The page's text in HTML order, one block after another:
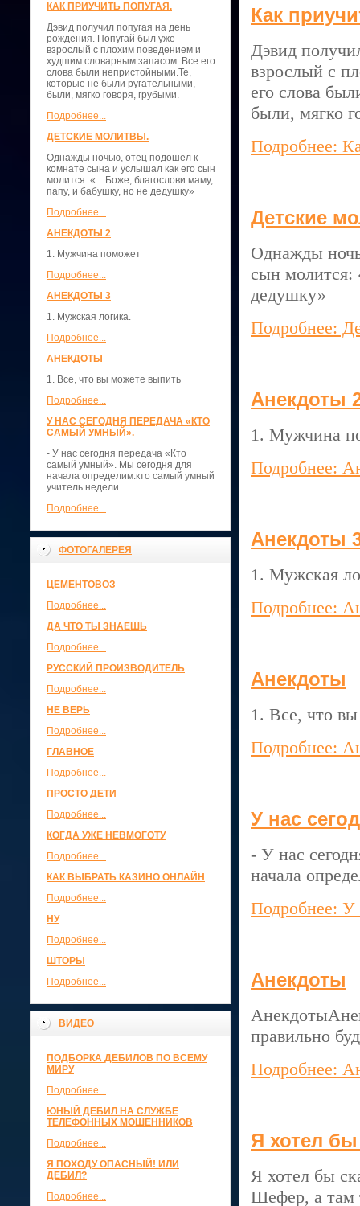
КАК ПРИУЧИТЬ ПОПУГАЯ.
Дэвид получил попугая на день
рождения. Попугай был уже
взрослый с плохим поведением и
худшим словарным запасом. Все его
слова были непристойными.Те,
которые не были ругательными,
были, мягко говоря, грубыми.
Подробнее...
ДЕТСКИЕ МОЛИТВЫ.
Однажды ночью, отец подошел к
комнате сына и услышал как его сын
молится: «... Боже, благослови маму,
папу, и бабушку, но не дедушку»
Подробнее...
АНЕКДОТЫ 2
1. Мужчина поможет
Подробнее...
АНЕКДОТЫ 3
1. Мужская логика.
Подробнее...
АНЕКДОТЫ
1. Все, что вы можете выпить
Подробнее...
У НАС СЕГОДНЯ ПЕРЕДАЧА «КТО
САМЫЙ УМНЫЙ».
- У нас сегодня передача «Кто
самый умный». Мы сегодня для
начала определим:кто самый умный
учитель недели.
Подробнее...
ФОТОГАЛЕРЕЯ
ЦЕМЕНТОВОЗ
Подробнее...
ДА ЧТО ТЫ ЗНАЕШЬ
Подробнее...
РУССКИЙ ПРОИЗВОДИТЕЛЬ
Подробнее...
НЕ ВЕРЬ
Подробнее...
ГЛАВНОЕ
Подробнее...
ПРОСТО ДЕТИ
Подробнее...
КОГДА УЖЕ НЕВМОГОТУ
Подробнее...
КАК ВЫБРАТЬ КАЗИНО ОНЛАЙН
Подробнее...
НУ
Подробнее...
ШТОРЫ
Подробнее...
ВИДЕО
ПОДБОРКА ДЕБИЛОВ ПО ВСЕМУ
МИРУ
Подробнее...
ЮНЫЙ ДЕБИЛ НА СЛУЖБЕ
ТЕЛЕФОННЫХ МОШЕННИКОВ
Подробнее...
Я ПОХОДУ ОПАСНЫЙ! ИЛИ
ДЕБИЛ?
Подробнее...
Как
Дэвид
взрослый с
его слова
были, мягко
Подробнее:
Детские
Однажды
сын молится:
дедушку»
Подробнее:
Анекдоты
1. Мужчина
Подробнее:
Анекдоты
1. Мужская
Подробнее:
Анекдоты
1. Все, что
Подробнее:
У нас
- У нас
начала
Подробнее: У
Анекдоты
правильно
Подробнее:
Я хотел
Я хотел бы
Шефер, а там